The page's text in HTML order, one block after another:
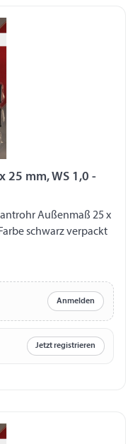
25 mm, WS 1,0 -
schwarz verpackt
Anmelden
Jetzt registrieren